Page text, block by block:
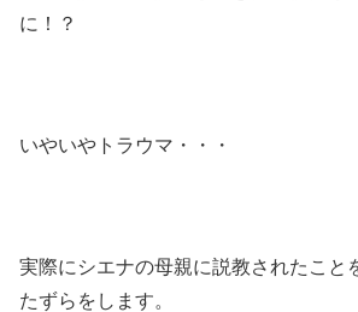
に！？
いやいやトラウマ・・・
実際にシエナの母親に説教されたこと
たずらをします。